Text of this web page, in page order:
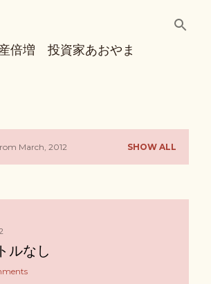
倍増 投資家あおやま
March, 2012 SHOW ALL
ルなし